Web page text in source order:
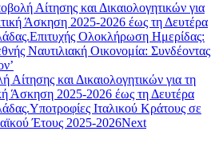
Αίτησης και Δικαιολογητικών για
Άσκηση 2025-2026 έως τη Δευτέρα
Επιτυχής Ολοκλήρωση Ημερίδας:
Ναυτιλιακή Οικονομία: Συνδέοντας
και Δικαιολογητικών για τη
Άσκηση 2025-2026 έως τη Δευτέρα
Υποτροφίες Ιταλικού Κράτους σε
Έτους 2025-2026Next